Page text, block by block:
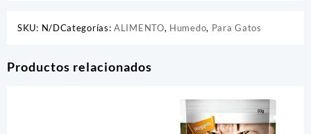
SKU: N/DCategorías:ALIMENTO, Humedo, Para Gatos
Productos relacionados